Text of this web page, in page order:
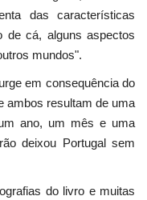
das características
de cá, alguns aspectos
mundos".
em consequência do
ambos resultam de uma
ano, um mês e uma
deixou Portugal sem
do livro e muitas